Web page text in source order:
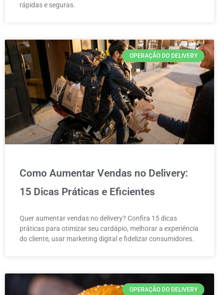
rápidas e seguras.
OPERAÇÃO DO DELIVERY
Como Aumentar Vendas no Delivery:
15 Dicas Práticas e Eficientes
Quer aumentar vendas no delivery? Confira 15 dicas
práticas para otimizar seu cardápio, melhorar a experiência
do cliente, usar marketing digital e fidelizar consumidores.
OPERAÇÃO DO DELIVERY